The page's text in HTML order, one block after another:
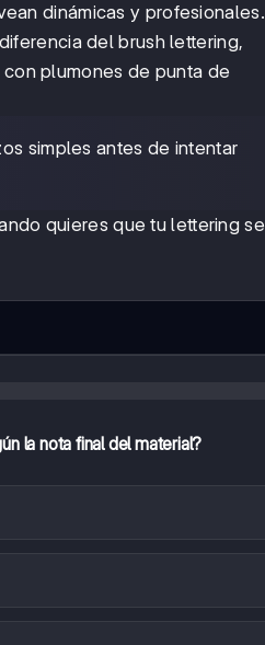
dinámicas y profesionales.
del brush lettering,
plumones de punta de
simples antes de intentar
quieres que tu lettering se
la nota final del material?